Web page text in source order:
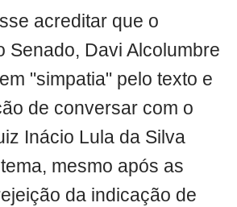
acreditar que o
Senado, Davi Alcolumbre
"simpatia" pelo texto e
de conversar com o
Inácio Lula da Silva
mesmo após as
da indicação de